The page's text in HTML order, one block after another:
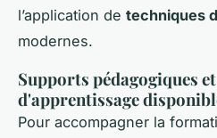
l’application de techniques
modernes.
Supports pédagogiques
d'apprentissage
Pour accompagner la